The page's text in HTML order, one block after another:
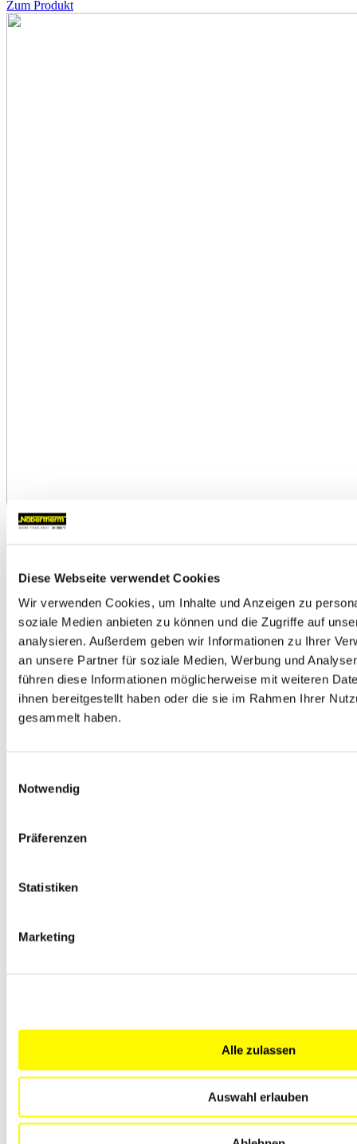
Diese Webseite verwendet Cookies
Wir verwenden Cookies, um Inhalte und Anzeigen zu
soziale Medien anbieten zu können und die Zugriffe auf
analysieren. Außerdem geben wir Informationen zu Ihrer
an unsere Partner für soziale Medien, Werbung und
führen diese Informationen möglicherweise mit weiteren
ihnen bereitgestellt haben oder die sie im Rahmen Ihrer
gesammelt haben.
Notwendig
Präferenzen
Statistiken
Marketing
Alle zulassen
Auswahl erlauben
Zum Produkt
Hochtemperaturöfen mit Molybdän-Disilizid-Beheizung und
Zum Produkt